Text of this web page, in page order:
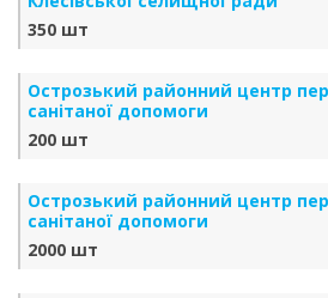
350 шт
Острозький районний центр
санітаної допомоги
200 шт
Острозький районний центр
санітаної допомоги
2000 шт